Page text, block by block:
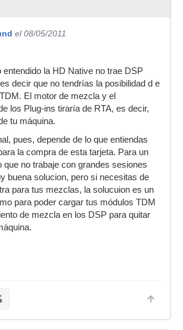
el 08/05/2011
entendido la HD Native no trae DSP
decir que no tendrías la posibilidad d e
El motor de mezcla y el
los Plug-ins tiraría de RTA, es decir,
tu máquina.
pues, depende de lo que entiendas
la compra de esta tarjeta. Para un
que no trabaje con grandes sesiones
buena solucion, pero si necesitas de
para tus mezclas, la solucuion es un
para poder cargar tus módulos TDM
de mezcla en los DSP para quitar